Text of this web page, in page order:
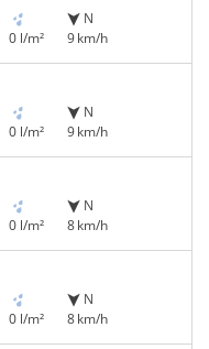
0 l/m²
N
9 km/h
0 l/m²
N
9 km/h
0 l/m²
N
8 km/h
0 l/m²
N
8 km/h